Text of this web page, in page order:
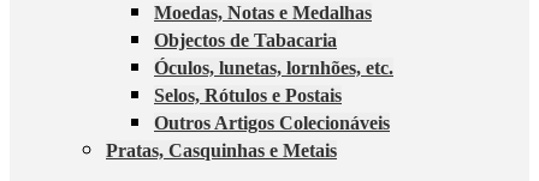
Moedas, Notas e Medalhas
Objectos de Tabacaria
Óculos, lunetas, lornhões, etc.
Selos, Rótulos e Postais
Outros Artigos Colecionáveis
Pratas, Casquinhas e Metais